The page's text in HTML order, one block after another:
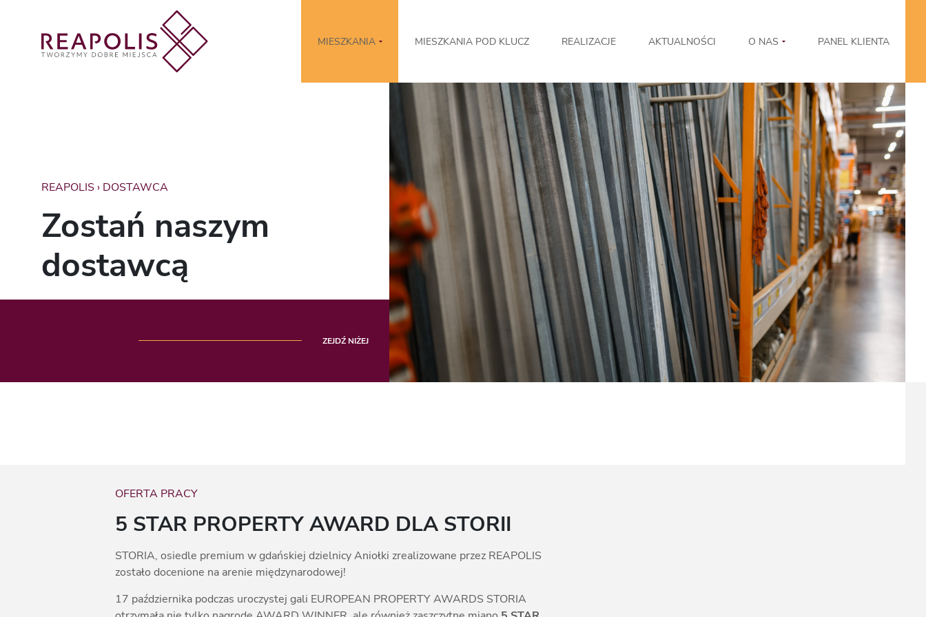
MIESZKANIA MIESZKANIA POD KLUCZ REALIZACJE AKTUALNOŚCI O NAS PANEL KLIENTA
REAPOLIS › DOSTAWCA
Zostań naszym
dostawcą
ZEJDŹ NIŻEJ
OFERTA PRACY
5 STAR PROPERTY AWARD DLA STORII
STORIA, osiedle premium w gdańskiej dzielnicy Aniołki zrealizowane przez REAPOLIS
zostało docenione na arenie międzynarodowej!
17 października podczas uroczystej gali EUROPEAN PROPERTY AWARDS STORIA